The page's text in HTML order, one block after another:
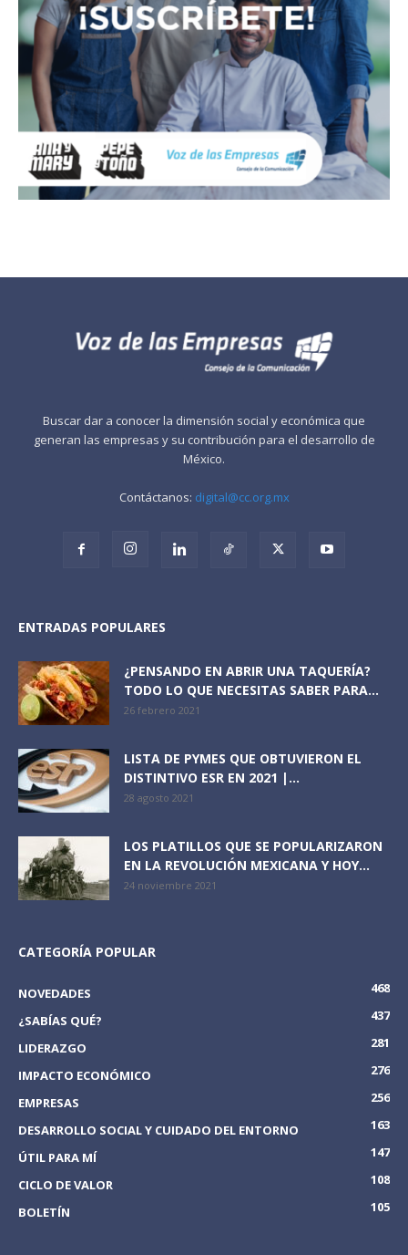
Buscar dar a conocer la dimensión social y económica que
generan las empresas y su contribución para el desarrollo de
México.
Contáctanos: digital@cc.org.mx
ENTRADAS POPULARES
¿PENSANDO EN ABRIR UNA TAQUERÍA?
TODO LO QUE NECESITAS SABER PARA...
26 febrero 2021
LISTA DE PYMES QUE OBTUVIERON EL
DISTINTIVO ESR EN 2021 |...
28 agosto 2021
LOS PLATILLOS QUE SE POPULARIZARON
EN LA REVOLUCIÓN MEXICANA Y HOY...
24 noviembre 2021
CATEGORÍA POPULAR
NOVEDADES
468
¿SABÍAS QUÉ?
437
LIDERAZGO
281
IMPACTO ECONÓMICO
276
EMPRESAS
256
DESARROLLO SOCIAL Y CUIDADO DEL ENTORNO
163
ÚTIL PARA MÍ
147
CICLO DE VALOR
108
BOLETÍN
105